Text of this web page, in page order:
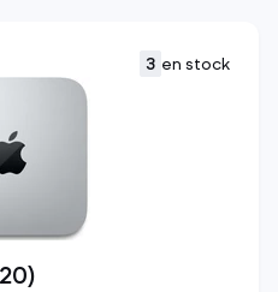
3 en stock